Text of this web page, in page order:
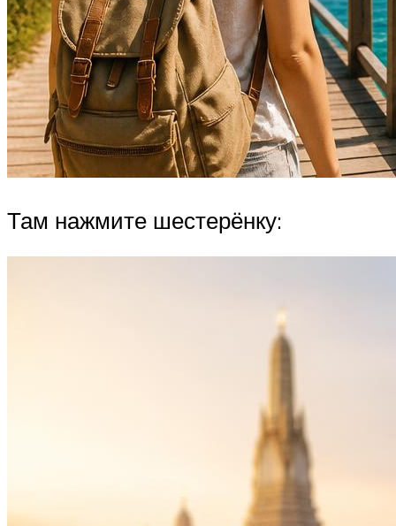
Там нажмите шестерёнку: